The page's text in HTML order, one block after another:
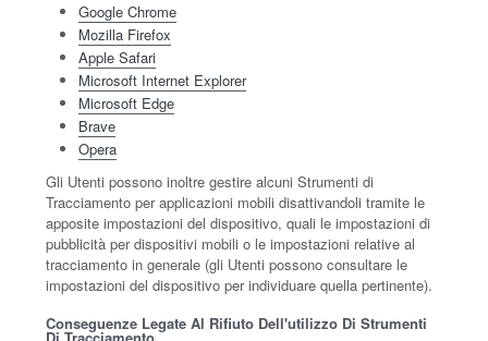
Google Chrome
Mozilla Firefox
Apple Safari
Microsoft Internet Explorer
Microsoft Edge
Brave
Opera
Gli Utenti possono inoltre gestire alcuni Strumenti di
Tracciamento per applicazioni mobili disattivandoli tramite le
apposite impostazioni del dispositivo, quali le impostazioni di
pubblicità per dispositivi mobili o le impostazioni relative al
tracciamento in generale (gli Utenti possono consultare le
impostazioni del dispositivo per individuare quella pertinente).
Conseguenze Legate Al Rifiuto Dell'utilizzo Di Strumenti